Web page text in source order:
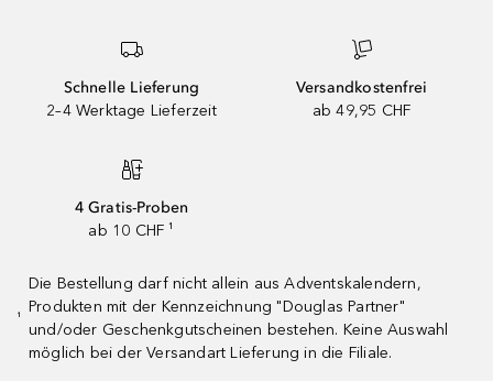
Schnelle Lieferung
2–4 Werktage Lieferzeit
Versandkostenfrei
ab 49,95 CHF
4 Gratis-Proben
ab 10 CHF ¹
¹
Die Bestellung darf nicht allein aus Adventskalendern,
Produkten mit der Kennzeichnung "Douglas Partner"
und/oder Geschenkgutscheinen bestehen. Keine Auswahl
möglich bei der Versandart Lieferung in die Filiale.